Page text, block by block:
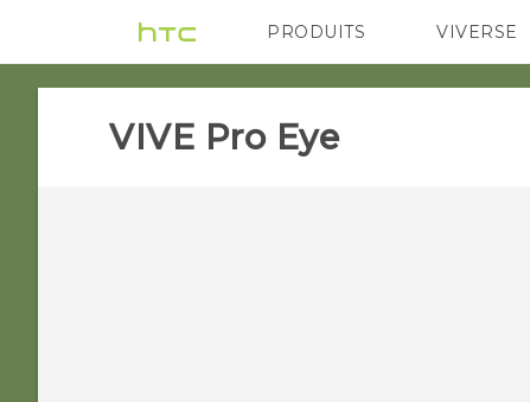
PRODUITS
VIVE G REIGNS
VIVERSE
VIVE Pro Eye‎